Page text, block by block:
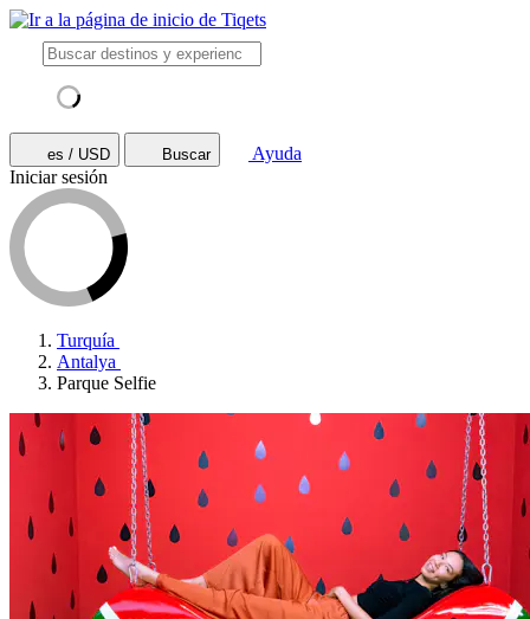
es / USD Buscar
Ayuda
Iniciar sesión
Turquía
Antalya
Parque Selfie